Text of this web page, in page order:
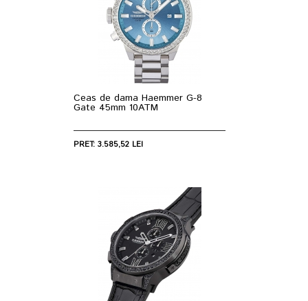
Ceas de dama Haemmer G-8
Gate 45mm 10ATM
PRET: 3.585,52 LEI